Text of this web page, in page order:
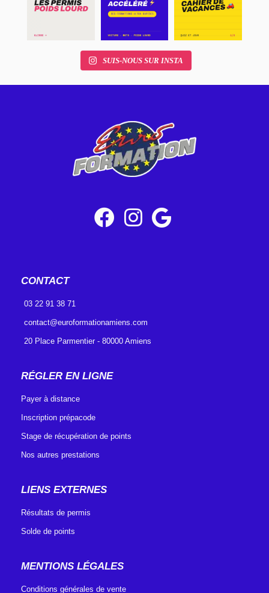
SUIS-NOUS SUR INSTA
CONTACT
03 22 91 38 71
contact@euroformationamiens.com
20 Place Parmentier - 80000 Amiens
RÉGLER EN LIGNE
Payer à distance
Inscription prépacode
Stage de récupération de points
Nos autres prestations
LIENS EXTERNES
Résultats de permis
Solde de points
MENTIONS LÉGALES
Conditions générales de vente